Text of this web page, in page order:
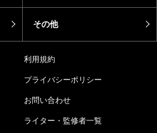
その他
利用規約
プライバシーポリシー
お問い合わせ
ライター・監修者一覧